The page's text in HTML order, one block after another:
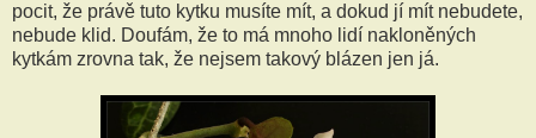
pocit, že právě tuto kytku musíte mít, a dokud jí mít nebudete,
nebude klid. Doufám, že to má mnoho lidí nakloněných
kytkám zrovna tak, že nejsem takový blázen jen já.